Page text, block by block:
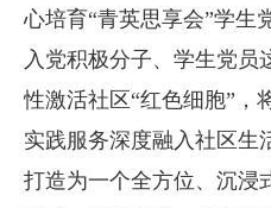
心培育“青英思享会”学生
入党积极分子、学生党员
性激活社区“红色细胞”，
实践服务深度融入社区生
打造为一个全方位、沉浸